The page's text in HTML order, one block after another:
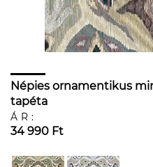
Népies ornamentikus
tapéta
ÁR:
34 990 Ft